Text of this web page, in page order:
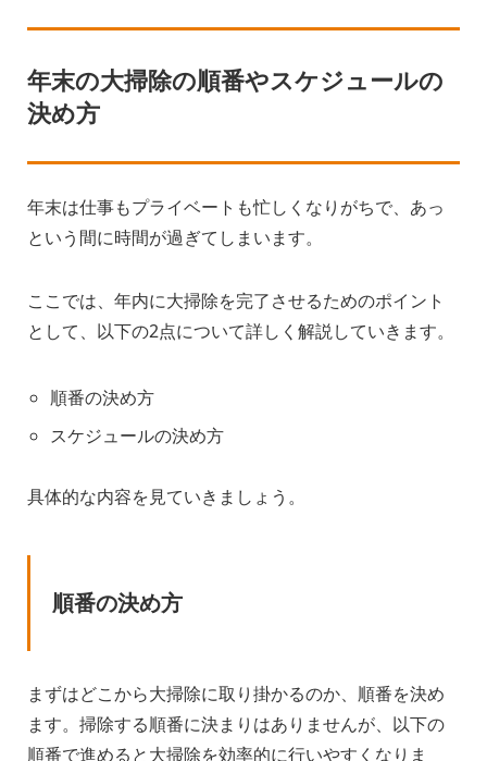
年末の大掃除の順番やスケジュールの
決め方
年末は仕事もプライベートも忙しくなりがちで、あっ
という間に時間が過ぎてしまいます。
ここでは、年内に大掃除を完了させるためのポイント
として、以下の2点について詳しく解説していきます。
順番の決め方
スケジュールの決め方
具体的な内容を見ていきましょう。
順番の決め方
まずはどこから大掃除に取り掛かるのか、順番を決め
ます。掃除する順番に決まりはありませんが、以下の
順番で進めると大掃除を効率的に行いやすくなりま